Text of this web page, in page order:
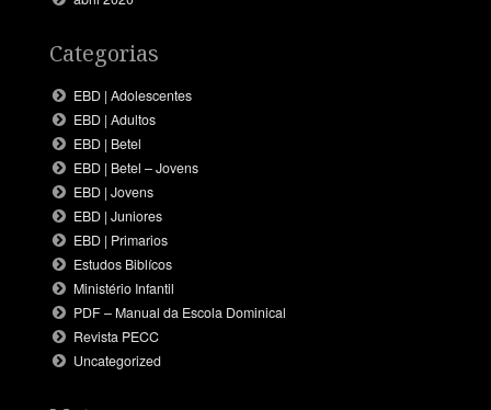
Categorias
EBD | Adolescentes
EBD | Adultos
EBD | Betel
EBD | Betel – Jovens
EBD | Jovens
EBD | Juniores
EBD | Primarios
Estudos Biblícos
Ministério Infantil
PDF – Manual da Escola Dominical
Revista PECC
Uncategorized